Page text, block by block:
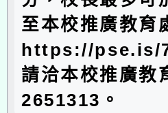
至本校推廣教育
https://pse.is/
請洽本校推廣教
2651313。